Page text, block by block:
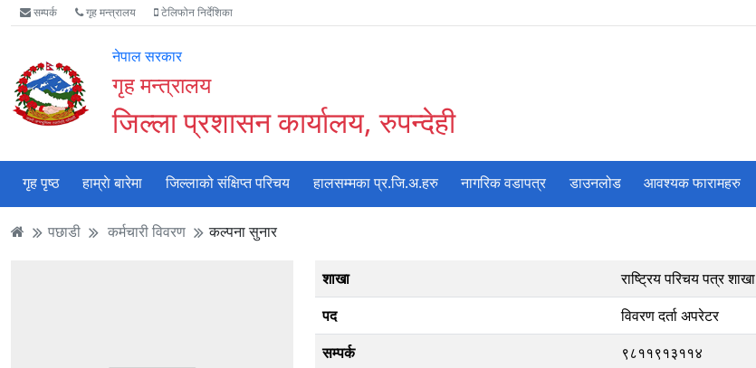
Accessibility
Mode
गर्नुहोस्
मुख्य
सामाग्री
मुख्य
नेभिगेसन
वेबसाइट
खोजमा
सम्पर्क गृह मन्त्रालय टेलिफोन निर्देशिका
नेपाल सरकार
गृह मन्त्रालय
जिल्ला प्रशासन कार्यालय, रुपन्देही
गृह पृष्ठ हाम्राे बारेमा जिल्लाको संक्षिप्त परिचय हालसम्मका प्र.जि.अ.हरु नागरिक वडापत्र डाउनलोड आवश्यक फारामहरु
पछाडी कर्मचारी विवरण कल्पना सुनार
शाखा
राष्ट्रिय परिचय पत्र शाखा
पद
विवरण दर्ता अपरेटर
सम्पर्क
९८११९१३११४